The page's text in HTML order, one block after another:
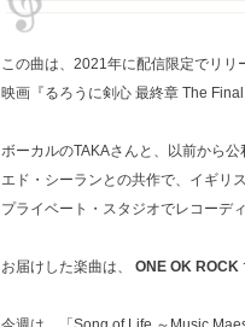
この曲は、2021年に配信限定でリリ
映画『るろうに剣心 最終章 The
ボーカルのTAKAさんと、以前から
エド・シーランとの共作で、イギリ
プライベート・スタジオでレコーデ
お届けした楽曲は、 ONE OK ROCK